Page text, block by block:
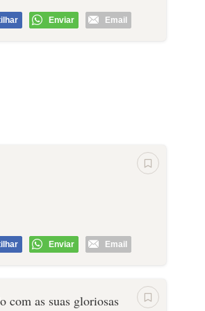
Enviar Email
Enviar Email
com as suas gloriosas